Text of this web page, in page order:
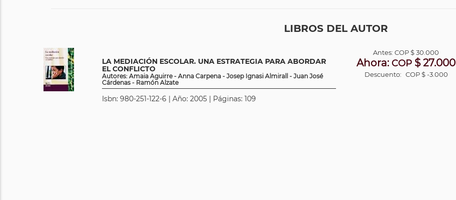
LIBROS DEL AUTOR
LA MEDIACIÓN ESCOLAR. UNA ESTRATEGIA PARA ABORDAR
EL CONFLICTO
Autores: Amaia Aguirre - Anna Carpena - Josep Ignasi Almirall - Juan José
Cárdenas - Ramón Alzate
Isbn: 980-251-122-6 | Año: 2005 | Páginas: 109
Antes:COP$ 30.000
Ahora: COP $ 27.000
Descuento: COP $ -3.000